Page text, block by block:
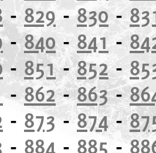
-829 - 830 -
-840- 841-
- 851-852-
-862-863-
- 873-874-
- 884 - 885 -